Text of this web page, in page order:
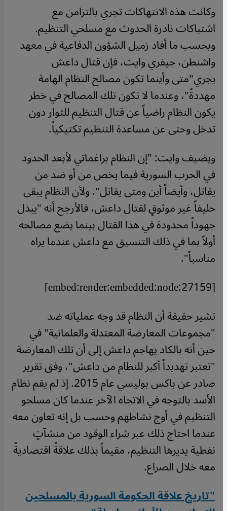
وكانت هذه الانتهاكات تجري بالتزامن مع
اشتباكات نادرة الحدوث مع مسلحي التنظيم.
وبحسب ما أفاد زميل الشؤون الدفاعية في معهد
واشنطن، جيفري وايت، فإن قتال داعش
يجري"متى وأينما تكون مصالح النظام الهامة
مهددةً"، وعندما لا تكون تلك المصالح في خطر
يكون النظام راضياً عن قتال التنظيم للثوار دون
تدخل وحتى عن مساعدة التنظيم تكتيكياً.
ويضيف وايت: "إن النظام براغماتي لأبعد الحدود
في الحرب السورية فيما يخص من أو ضد من
يقاتل، وأيضاً أين ومتى يقاتل". ولأن النظام يبقى
حليفاً غير موثوقٍ لقتال داعش، فالأرجح أنه "يبذل
جهوداً محدودة في هذا القتال بينما يضع مصالحه
أولاً بما في ذلك التنسيق مع داعش عندما يراه
مناسباً".
[embed:render:embedded:node:27159]
تشير حقيقة أن النظام قد وجه عملياته ضد
"مجموعات المعارضة المعتدلة والعلمانية" في
حين أنه بالكاد يهاجم داعش إلى أن تلك المعارضة
"تعتبر تهديداً أكبر للنظام من داعش"، وفق تقرير
صادر عن باكس بوليسي عام 2015. إذ لم يقم نظام
الأسد بالتوجه في الاتجاه الآخر عندما كان مسلحو
التنظيم في أوج نشاطهم وحسب بل إنه تعاون معه
عندما احتاج ذلك عبر شراء الوقود من منشآتٍ
نفطية يديرها التنظيم، مقيماً بذلك علاقةً اقتصاديةً
معه خلال الصراع.
"تاريخ علاقة الحكومة السورية بالمسلحين